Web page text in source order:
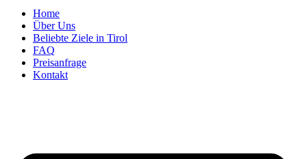
Home
Über Uns
Beliebte Ziele in Tirol
FAQ
Preisanfrage
Kontakt